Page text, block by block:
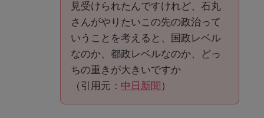
見受けられたんですけれど、石丸
さんがやりたいこの先の政治って
いうことを考えると、国政レベル
なのか、都政レベルなのか、どっ
ちの重きが大きいですか
（引用元： 中日新聞 ）